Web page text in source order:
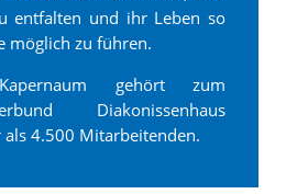
entfalten und ihr Leben so
möglich zu führen.
gehört zum
Diakonissenhaus
4.500 Mitarbeitenden.